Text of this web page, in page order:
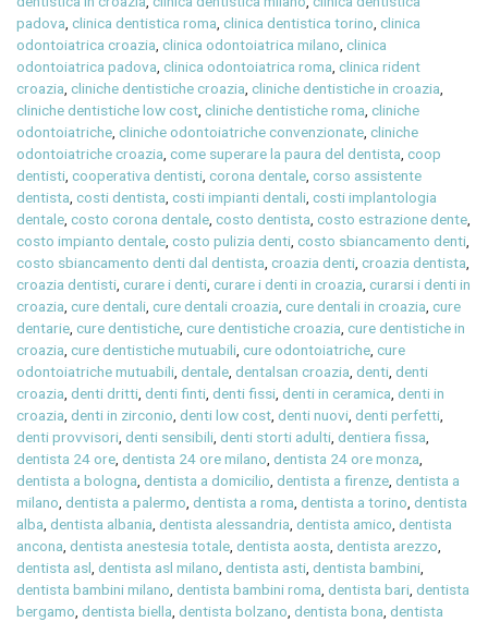
padova,clinica dentistica roma,clinica dentistica torino,clinica
odontoiatrica croazia,clinica odontoiatrica milano,clinica
odontoiatrica padova,clinica odontoiatrica roma,clinica rident
croazia,cliniche dentistiche croazia,cliniche dentistiche in croazia,
cliniche dentistiche low cost,cliniche dentistiche roma,cliniche
odontoiatriche,cliniche odontoiatriche convenzionate,cliniche
odontoiatriche croazia,come superare la paura del dentista,coop
dentisti,cooperativa dentisti,corona dentale,corso assistente
dentista,costi dentista,costi impianti dentali,costi implantologia
dentale,costo corona dentale,costo dentista,costo estrazione dente,
costo impianto dentale,costo pulizia denti,costo sbiancamento denti,
costo sbiancamento denti dal dentista,croazia denti,croazia dentista,
croazia dentisti,curare i denti,curare i denti in croazia,curarsi i denti in
croazia,cure dentali,cure dentali croazia,cure dentali in croazia,cure
dentarie,cure dentistiche,cure dentistiche croazia,cure dentistiche in
croazia,cure dentistiche mutuabili,cure odontoiatriche,cure
odontoiatriche mutuabili,dentale,dentalsan croazia,denti,denti
croazia,denti dritti,denti finti,denti fissi,denti in ceramica,denti in
croazia,denti in zirconio,denti low cost,denti nuovi,denti perfetti,
denti provvisori,denti sensibili,denti storti adulti,dentiera fissa,
dentista 24 ore,dentista 24 ore milano,dentista 24 ore monza,
dentista a bologna,dentista a domicilio,dentista a firenze,dentista a
milano,dentista a palermo,dentista a roma,dentista a torino,dentista
alba,dentista albania,dentista alessandria,dentista amico,dentista
ancona,dentista anestesia totale,dentista aosta,dentista arezzo,
dentista asl,dentista asl milano,dentista asti,dentista bambini,
dentista bambini milano,dentista bambini roma,dentista bari,dentista
bergamo,dentista biella,dentista bolzano,dentista bona,dentista